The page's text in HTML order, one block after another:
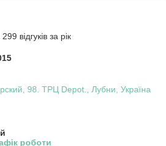
відгуків за рік
98. ТРЦ Depot., Лубни, Україна
роботи